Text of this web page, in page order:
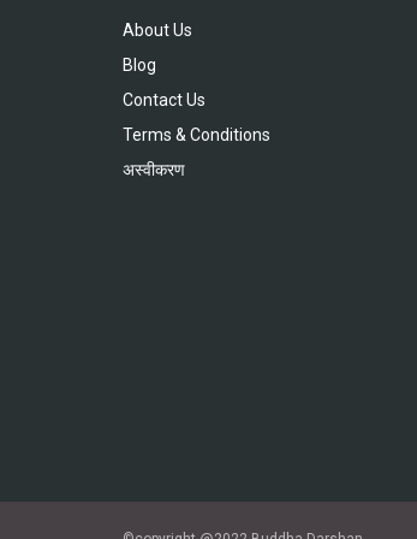
About Us
Blog
Contact Us
Terms & Conditions
अस्वीकरण